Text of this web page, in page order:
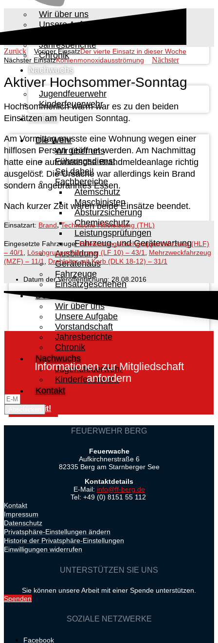
Wir über uns
Unsere Aufgabe
Jahresberichte
Chronik
Nachwuchs
Jugendfeuerwehr
Kinderfeuerwehr
Kontakt
Die Wehr
Wir über uns
Führungsdienst
Sei dabei!
Fachbereiche
Atemschutz
Maschinisten
Absturzsicherung
Chemieschutz
Leistungsprüfungen
Fahrzeug- und Gerätewartung
Ausbildung
Gerätehaus
Fahrzeuge
Einsatzgeschehen
Der Verein
Wir über uns
Unsere Aufgabe
Vorstandschaft
Jahresberichte
Chronik
Nachwuchs
Jugendfeuerwehr
Kinderfeuerwehr
Kontakt
Mach mit!
Zurück Voriger EinsatzDer vierte Einsatz in dieser Woche
Nächster EinsatzKohlenmonoxidausströmung Nächster
Aktiver Hochsommer-Sonntag
Hochsommerlich warm war es zu den beiden
Einsätzen am heutigen Sonntag.
Am Vormittag musste eine Wohnung wegen einer
hilflosen Person geöffnet werden. Am Nachmittag
hatte eine automatische Brandmeldeanlage richtig
ausgelöst. Die Ursache war allerdings kein Brand
sondern angebranntes Essen.
Nach kurzer Zeit waren beide Einsätze beendet.
Einsatzart: Brand, Technische Hilfeleistung (THL)
Eingesetzte Fahrzeuge:Hilfeleistungslöschgruppenfahrzeug (HLF)
– 40/1
Löschgruppenfahrzeug (LF 10) – 43/1
Mehrzweckfahrzeug
(MZF) – 11/1
Drehleiter mit Korb (DLK 18-12) – 31/1
Datum der Veröffentlichung: 28.08.2016
Informationen zur Mitgliedschaft
anfordern
FEUERWEHR BERG
Feuerwache
Aufkirchnerstraße 6
82335 Berg am Starnberger See
Kontaktdetails
E-Mail: info@ff-berg.de
Tel: +49 (0) 8151 55 112
Kontakt
Impressum
Datenschutz
Privatsphäre-Einstellungen ändern
Historie der Privatsphäre-Einstellungen
Einwilligungen widerrufen
UNTERSTÜTZEN SIE UNS
Sie können unsere Arbeit mit einer Spende unterstützen.
Spenden
SOZIALE NETZWERKE
Facebook